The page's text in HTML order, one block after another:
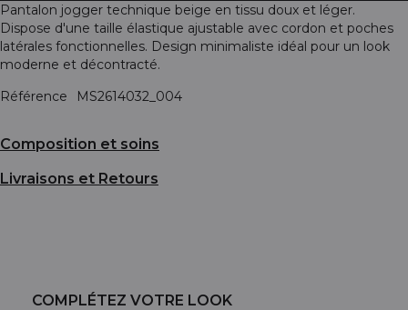
Pantalon jogger technique beige en tissu doux et léger.
Dispose d'une taille élastique ajustable avec cordon et poches
latérales fonctionnelles. Design minimaliste idéal pour un look
moderne et décontracté.
Référence
MS2614032_004
Composition et soins
Livraisons et Retours
COMPLÉTEZ VOTRE LOOK